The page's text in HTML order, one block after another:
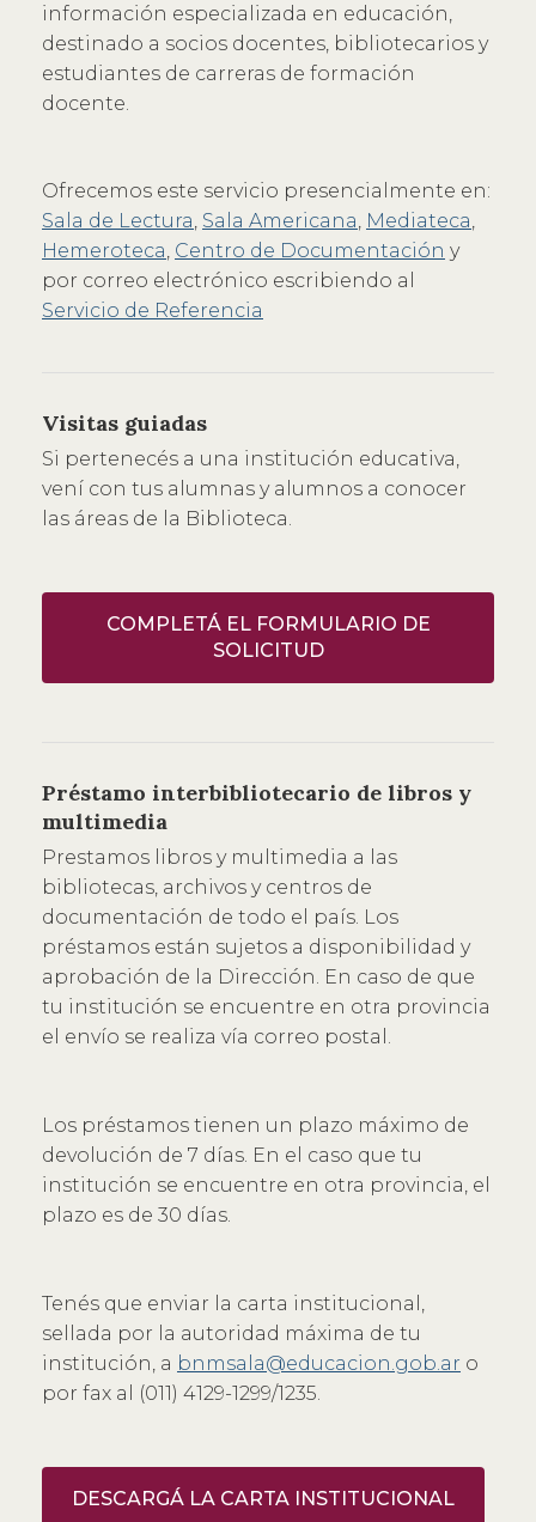
información especializada en educación,
destinado a socios docentes, bibliotecarios y
estudiantes de carreras de formación
docente.
Ofrecemos este servicio presencialmente en:
Sala de Lectura Sala Americana Mediateca
Hemeroteca Centro de Documentación y
por correo electrónico escribiendo al
Servicio de Referencia
Visitas guiadas
Si pertenecés a una institución educativa,
vení con tus alumnas y alumnos a conocer
las áreas de la Biblioteca.
COMPLETÁ EL FORMULARIO DE
SOLICITUD
Préstamo interbibliotecario de libros y
multimedia
Prestamos libros y multimedia a las
bibliotecas, archivos y centros de
documentación de todo el país. Los
préstamos están sujetos a disponibilidad y
aprobación de la Dirección. En caso de que
tu institución se encuentre en otra provincia
el envío se realiza vía correo postal.
Los préstamos tienen un plazo máximo de
devolución de 7 días. En el caso que tu
institución se encuentre en otra provincia, el
plazo es de 30 días.
Tenés que enviar la carta institucional,
sellada por la autoridad máxima de tu
institución, a bnmsala@educacion.gob.ar o
por fax al (011) 4129-1299/1235.
DESCARGÁ LA CARTA INSTITUCIONAL